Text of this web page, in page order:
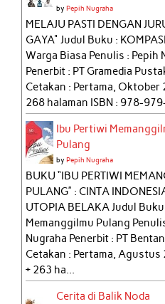
byPepih Nugraha
MELAJU PASTI DENGAN
GAYA" Judul Buku :
Warga Biasa Penulis : Pepih
Penerbit : PT Gramedia
Cetakan : Pertama, Oktober
268 halaman ISBN : 978-
Ibu Pertiwi
Pulang
byPepih Nugraha
BUKU “IBU PERTIWI
PULANG” : CINTA
UTOPIA BELAKA Judul
Memanggilmu Pulang
Nugraha Penerbit : PT
Cetakan : Pertama, Agustus
+ 263 ha...
Cerita di Balik Noda